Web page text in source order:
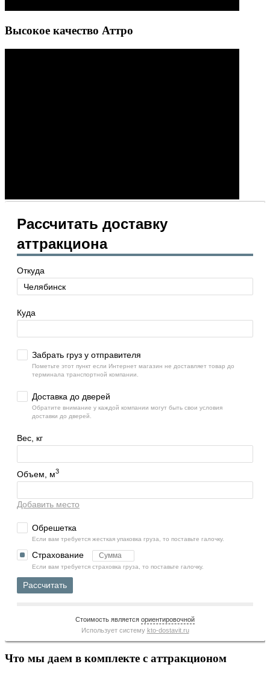
Высокое качество Аттро
Рассчитать доставку
аттракциона
Откуда
Куда
Забрать груз у отправителя
Пометьте этот пункт если Интернет магазин не доставляет товар до
терминала транспортной компании.
Доставка до дверей
Обратите внимание у каждой компании могут быть свои условия
доставки до дверей.
Вес, кг
Объем, м3
Добавить место
Обрешетка
Если вам требуется жесткая упаковка груза, то поставьте галочку.
Страхование
Если вам требуется страховка груза, то поставьте галочку.
Рассчитать
Стоимость является ориентировочной
Использует систему kto-dostavit.ru
Что мы даем в комплекте с аттракционом